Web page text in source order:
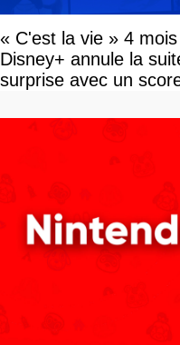
« C'est la vie » 4
Disney+ annule la
surprise avec un